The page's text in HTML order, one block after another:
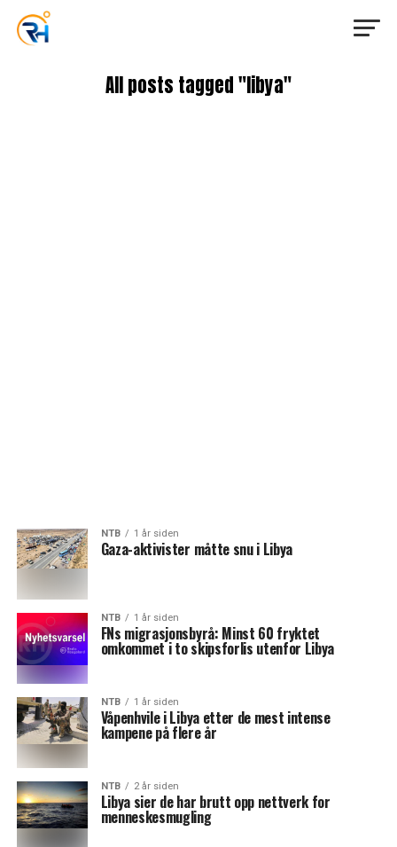
All posts tagged "libya"
NTB 1 år siden
Gaza-aktivister måtte snu i Libya
NTB 1 år siden
FNs migrasjonsbyrå: Minst 60 fryktet
omkommet i to skipsforlis utenfor Libya
NTB 1 år siden
Våpenhvile i Libya etter de mest intense
kampene på flere år
NTB 2 år siden
Libya sier de har brutt opp nettverk for
menneskesmugling